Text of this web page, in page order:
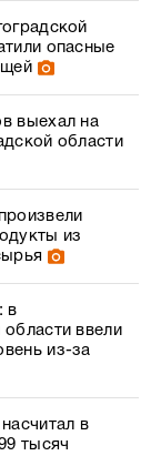
опасные
выехал на
области
из
в
области ввели
из-за
в
тысяч